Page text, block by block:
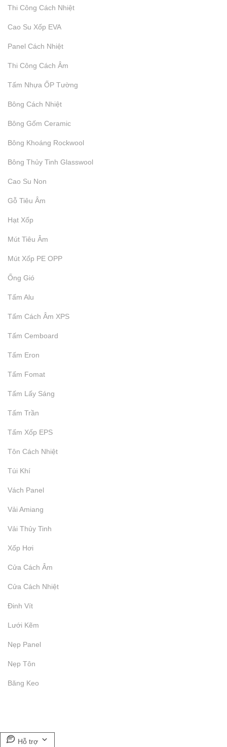
Lưới Kẽm Thi Công Mút PE
9.999₫
Lưỡi Kẽm Thi Công Túi Khí
9.999
Thi Công Các Loại Lưới Kẽm
9.999₫
Thi Công Cách Nhiệt
Cao Su Xốp EVA
Panel Cách Nhiệt
Thi Công Cách Âm
Tấm Nhựa ỐP Tường
Bông Cách Nhiệt
Bông Gốm Ceramic
Bông Khoáng Rockwool
Bông Thủy Tinh Glasswool
Cao Su Non
Gỗ Tiêu Âm
Hạt Xốp
Mút Tiêu Âm
Mút Xốp PE OPP
Ống Gió
Tấm Alu
Tấm Cách Âm XPS
Tấm Cemboard
Tấm Eron
Tấm Fomat
Tấm Lấy Sáng
Tấm Trần
Tấm Xốp EPS
Tôn Cách Nhiệt
Túi Khí
Vách Panel
Vải Amiang
Vải Thủy Tinh
Xốp Hơi
Cửa Cách Âm
Cửa Cách Nhiệt
Đinh Vít
Lưới Kẽm
Nẹp Panel
Nẹp Tôn
Băng Keo
Hỗ trợ